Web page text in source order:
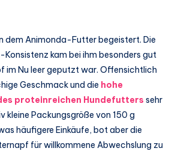
dem Animonda-Futter begeistert. Die
kam bei ihm besonders gut
im Nu leer geputzt war. Offensichtlich
Geschmack und die hohe
proteinreichen Hundefutters sehr
kleine Packungsgröße von 150 g
häufigere Einkäufe, bot aber die
für willkommene Abwechslung zu